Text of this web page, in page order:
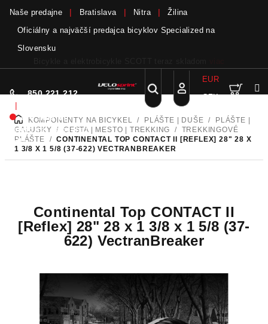
obsah
Naše predajne Bratislava Nitra
Žilina
Oficiálny a najväčší predajca bicyklov Specialized na
Slovensku
850 221 212
|
Nie sme pri
telefóne.Zanechať
odkaz
Hľadať
Prihlásenie
EUR
CZK
DOMOVKOMPONENTY NA BICYKEL / PLÁŠTE | DUŠE /
PLÁŠTE |
GALUSKY
/ CESTA | MESTO | TREKKING / TREKKINGOVÉ
PLÁŠTE
/ CONTINENTAL TOP CONTACT II [REFLEX] 28" 28 X
1 3/8 X 1 5/8 (37-622) VECTRANBREAKER
Continental Top CONTACT II
[Reflex] 28" 28 x 1 3/8 x 1 5/8 (37-
622) VectranBreaker